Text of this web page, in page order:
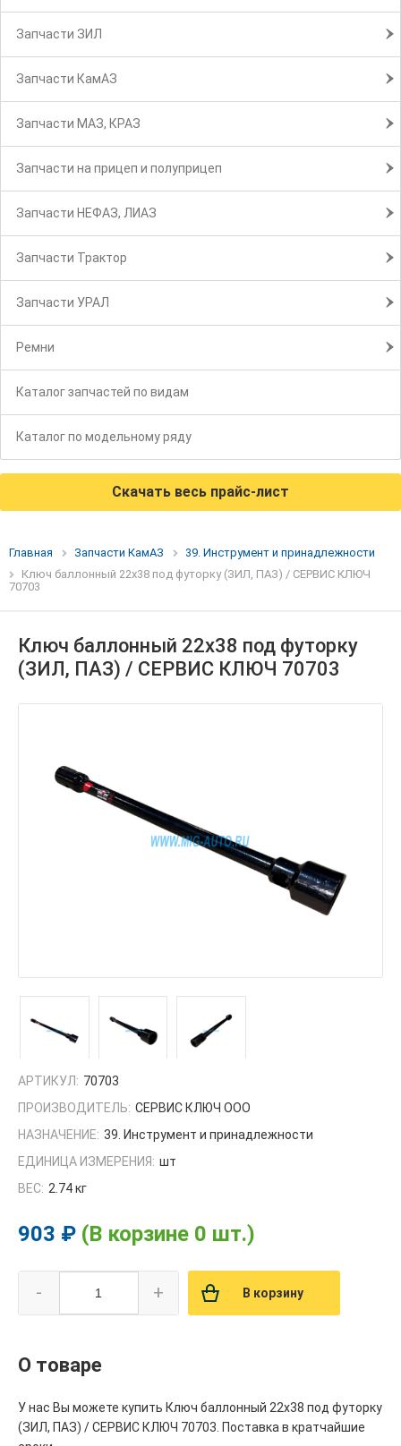
Запчасти ЗИЛ
Запчасти КамАЗ
Запчасти МАЗ, КРАЗ
Запчасти на прицеп и полуприцеп
Запчасти НЕФАЗ, ЛИАЗ
Запчасти Трактор
Запчасти УРАЛ
Ремни
Каталог запчастей по видам
Каталог по модельному ряду
Скачать весь прайс-лист
Главная Запчасти КамАЗ
39. Инструмент и принадлежности
Ключ баллонный 22х38 под футорку (ЗИЛ, ПАЗ) / СЕРВИС КЛЮЧ
70703
Ключ баллонный 22х38 под футорку
(ЗИЛ, ПАЗ) / СЕРВИС КЛЮЧ 70703
АРТИКУЛ: 70703
ПРОИЗВОДИТЕЛЬ: СЕРВИС КЛЮЧ ООО
НАЗНАЧЕНИЕ: 39. Инструмент и принадлежности
ЕДИНИЦА ИЗМЕРЕНИЯ: шт
ВЕС: 2.74 кг
903 ₽ (В корзине 0 шт.)
- + В корзину
О товаре
У нас Вы можете купить Ключ баллонный 22х38 под футорку
(ЗИЛ, ПАЗ) / СЕРВИС КЛЮЧ 70703. Поставка в кратчайшие